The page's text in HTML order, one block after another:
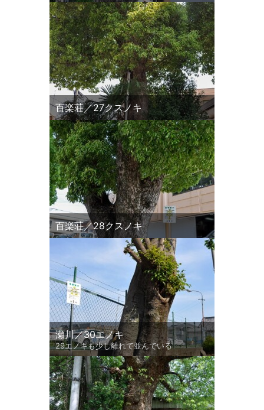
百楽荘／27クスノキ
百楽荘／28クスノキ
瀬川／30エノキ
29エノキも少し離れて並んでいる